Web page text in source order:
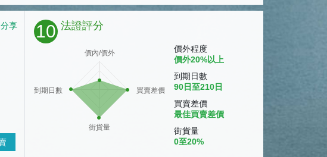
尋
認
享 10 法證評分
價內/價外
買賣差價
街貨量
到期日數
價外程度
價外20%以上
到期日數
90日至210日
買賣差價
最佳買賣差價
街貨量
0至20%